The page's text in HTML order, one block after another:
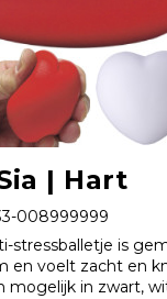
| Hart
008999999
stressballetje is
en voelt zacht en
mogelijk in zwart,